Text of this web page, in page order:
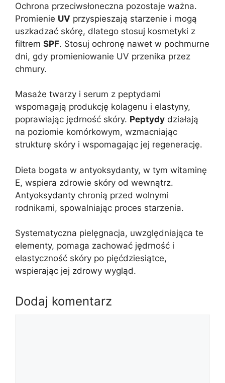
Ochrona przeciwsłoneczna pozostaje ważna.
Promienie UV przyspieszają starzenie i mogą
uszkadzać skórę, dlatego stosuj kosmetyki z
filtrem SPF. Stosuj ochronę nawet w pochmurne
dni, gdy promieniowanie UV przenika przez
chmury.
Masaże twarzy i serum z peptydami
wspomagają produkcję kolagenu i elastyny,
poprawiając jędrność skóry. Peptydy działają
na poziomie komórkowym, wzmacniając
strukturę skóry i wspomagając jej regenerację.
Dieta bogata w antyoksydanty, w tym witaminę
E, wspiera zdrowie skóry od wewnątrz.
Antyoksydanty chronią przed wolnymi
rodnikami, spowalniając proces starzenia.
Systematyczna pielęgnacja, uwzględniająca te
elementy, pomaga zachować jędrność i
elastyczność skóry po pięćdziesiątce,
wspierając jej zdrowy wygląd.
Dodaj komentarz